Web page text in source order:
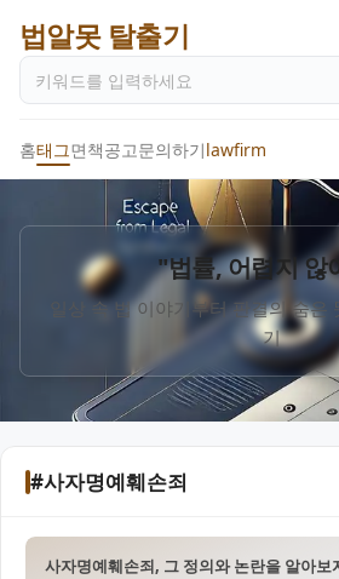
법알못 탈출기
홈태그면책공고문의하기lawfirm
"법률, 어렵지 않
일상 속 법 이야기부터 판결의 숨
기
#사자명예훼손죄
사자명예훼손죄, 그 정의와 논란을 알아보